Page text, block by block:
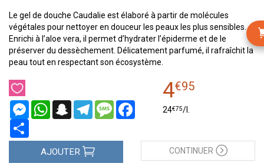
Le gel de douche Caudalie est élaboré à partir de molécules
végétales pour nettoyer en douceur les peaux les plus sensibles.
Enrichi à l’aloe vera, il permet d’hydrater l’épiderme et de le
préserver du dessèchement. Délicatement parfumé, il rafraîchit la
peau tout en respectant son écosystème.
MessengerWhatsAppSnapchatTelegramMessageFacebook
4€95
24€75/
AJOUTER CONTINUER